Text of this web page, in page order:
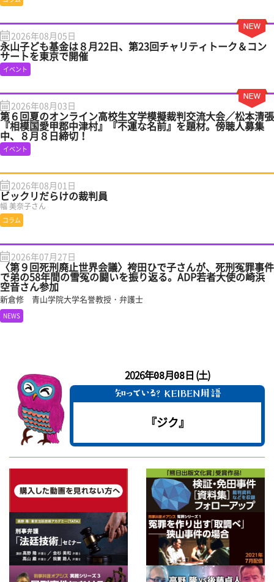
2026年08月05日
永山子ども基金は８月22日、第23回チャリティトーク＆コン
サートを東京で開催
イベント
2026年08月03日
第６回夏のオンライン高校生文学模擬裁判交流大会／松本清張
『相模国愛甲郡中津村』『不運な名前』を題材。傍聴人募集
中、８月８日締切！
イベント
2026年08月01日
ビックリだらけの裁判員
幅 美奈子さん
コラム
2026年07月27日
〈第９回死刑廃止世界会議〉袴田ひで子さんが、死刑冤罪事件
で弟の58年間の雪冤の闘いを振り返る。ADP若者大使の崎浜
空音さん参加
新倉修 青山学院大学名誉教授・弁護士
NEWS
2026年08月08日 (土)
『ジク』